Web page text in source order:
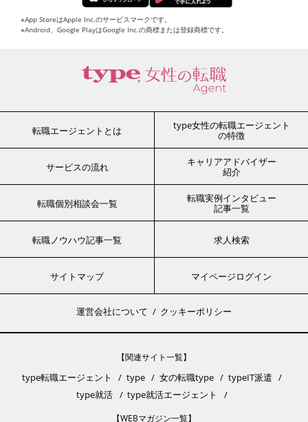
※App StoreはApple Inc.のサービスマークです。
※Android、Google PlayはGoogle Inc.の商標または登録商標です。
転職エージェントとは
type女性の転職エージェント
の特徴
サービスの流れ
キャリアアドバイザー
紹介
転職個別相談会一覧
転職実例インタビュー
記事一覧
転職ノウハウ記事一覧 求人検索
サイトマップ マイページログイン
運営会社について クッキーポリシー
【関連サイト一覧】
type転職エージェント type 女の転職type
typeIT派遣
type就活
type就活エージェント
【WEBマガジン一覧】